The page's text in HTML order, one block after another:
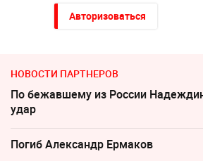
Авторизоваться
НОВОСТИ ПАРТНЕРОВ
По бежавшему из России
удар
Погиб Александр Ермаков